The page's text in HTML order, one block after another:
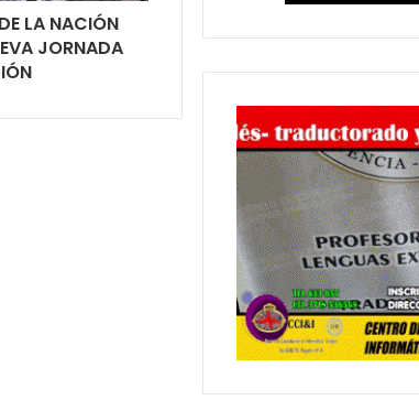
LA NACIÓN
JORNADA